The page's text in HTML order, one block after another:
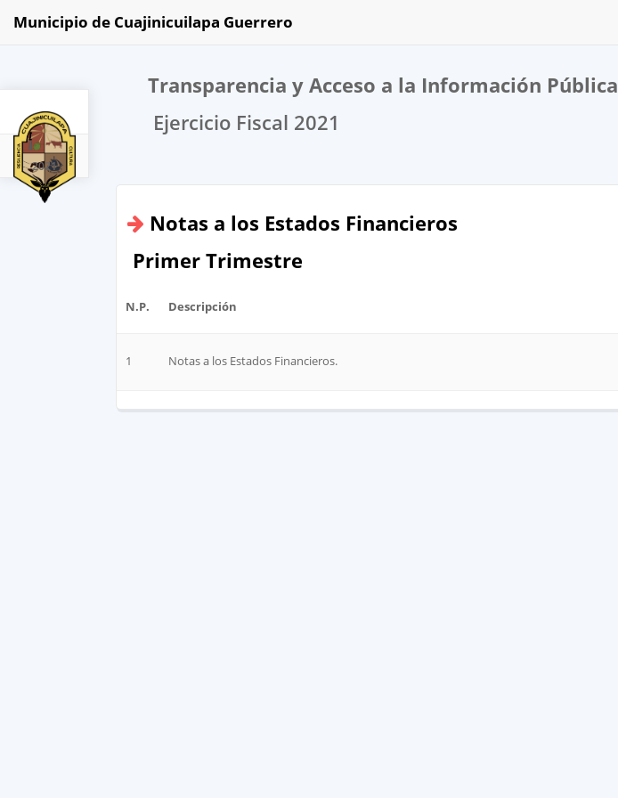
2021
Municipio de Cuajinicuilapa Guerrero
Transparencia y Acceso a la Información Pública
Ejercicio Fiscal 2021
Notas a los Estados Financieros
Primer Trimestre
N.P. Descripción
1 Notas a los Estados Financieros.